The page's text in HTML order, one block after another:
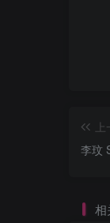
李玟
相